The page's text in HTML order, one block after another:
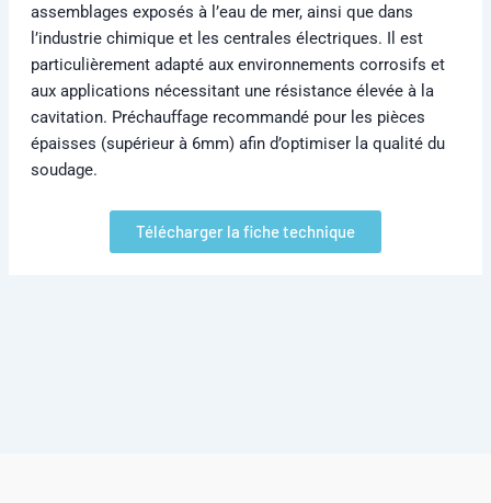
assemblages exposés à l’eau de mer, ainsi que dans
l’industrie chimique et les centrales électriques. Il est
particulièrement adapté aux environnements corrosifs et
aux applications nécessitant une résistance élevée à la
cavitation. Préchauffage recommandé pour les pièces
épaisses (supérieur à 6mm) afin d’optimiser la qualité du
soudage.
Télécharger la fiche technique